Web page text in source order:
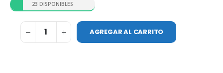
23 DISPONIBLES
AGREGAR AL CARRITO